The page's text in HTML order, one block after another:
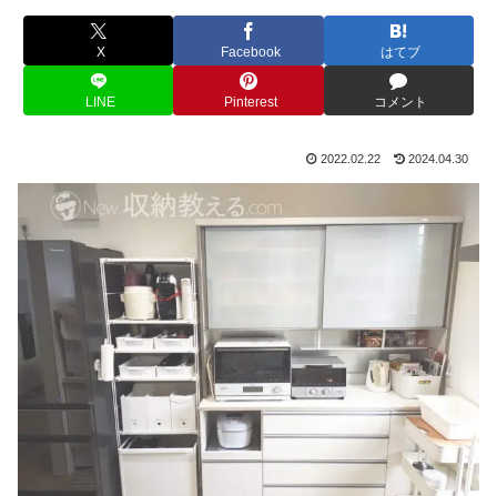
X Facebook はてブ
LINE Pinterest コメント
2022.02.22 2024.04.30